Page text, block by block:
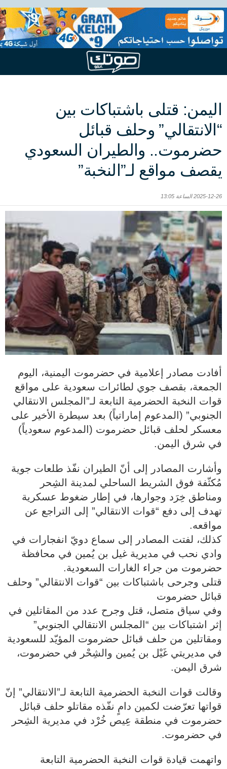
اليمن: قتلى باشتباكات بين
“الانتقالي” وحلف قبائل
حضرموت.. والطيران السعودي
يقصف مواقع لـ”النخبة”
2025-12-26 الساعة 13:05
أفادت مصادر إعلامية في حضرموت اليمنية، اليوم
الجمعة، بقصف جوي لطائرات سعودية على مواقع
قوات النخبة الحضرمية التابعة لـ”المجلس الانتقالي
الجنوبي” (المدعوم إماراتياً) بعد سيطرة الأخير على
معسكر لحلف قبائل حضرموت (المدعوم سعودياً)
في شرق اليمن.
وأشارت المصادر إلى أنّ الطيران نفّذ طلعات جوية
مُكثّفة فوق الشريط الساحلي لمدينة الشِحر
ومناطق خِرَد وجوارها، في إطار ضغوط عسكرية
تهدف إلى دفع “قوات الانتقالي” إلى التراجع عن
مواقعه.
كذلك، لفتت المصادر إلى سماع دويّ انفجارات في
وادي نحب في مديرية غيل بن يُمين في محافظة
حضرموت من جراء الغارات السعودية.
قتلى وجرحى باشتباكات بين “قوات الانتقالي” وحلف
قبائل حضرموت
وفي سياق متصل، قتل وجرح عدد من المقاتلين في
إثر اشتباكات بين “المجلس الانتقالي الجنوبي”
ومقاتلين من حلف قبائل حضرموت المؤيّد للسعودية
في مديريتي غَيْل بن يُمين والشِحْر في حضرموت،
شرق اليمن.
وقالت قوات النخبة الحضرمية التابعة لـ”الانتقالي” إنّ
قواتها تعرّضت لكمين دامٍ نفّذه مقاتلو حلف قبائل
حضرموت في منطقة عِيص خُرْد في مديرية الشِحر
في حضرموت.
واتهمت قيادة قوات النخبة الحضرمية التابعة